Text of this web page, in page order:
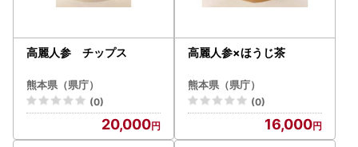
高麗人参 チップス
熊本県（県庁）
(0)
20,000
高麗人参×ほうじ茶
熊本県（県庁）
(0)
16,000